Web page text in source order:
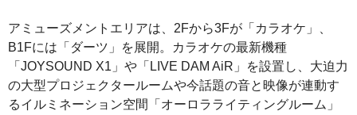
アミューズメントエリアは、2Fから3Fが「カラオケ」、
B1Fには「ダーツ」を展開。カラオケの最新機種
「JOYSOUND X1」や「LIVE DAM AiR」を設置し、大迫力
の大型プロジェクタールームや今話題の音と映像が連動す
るイルミネーション空間「オーロラライティングルーム」